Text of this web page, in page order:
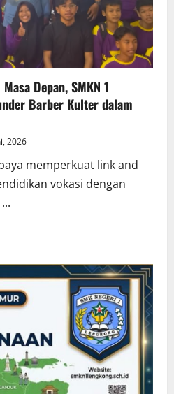
Depan, SMKN 1
Barber Kulter dalam
2026
memperkuat link and
vokasi dengan